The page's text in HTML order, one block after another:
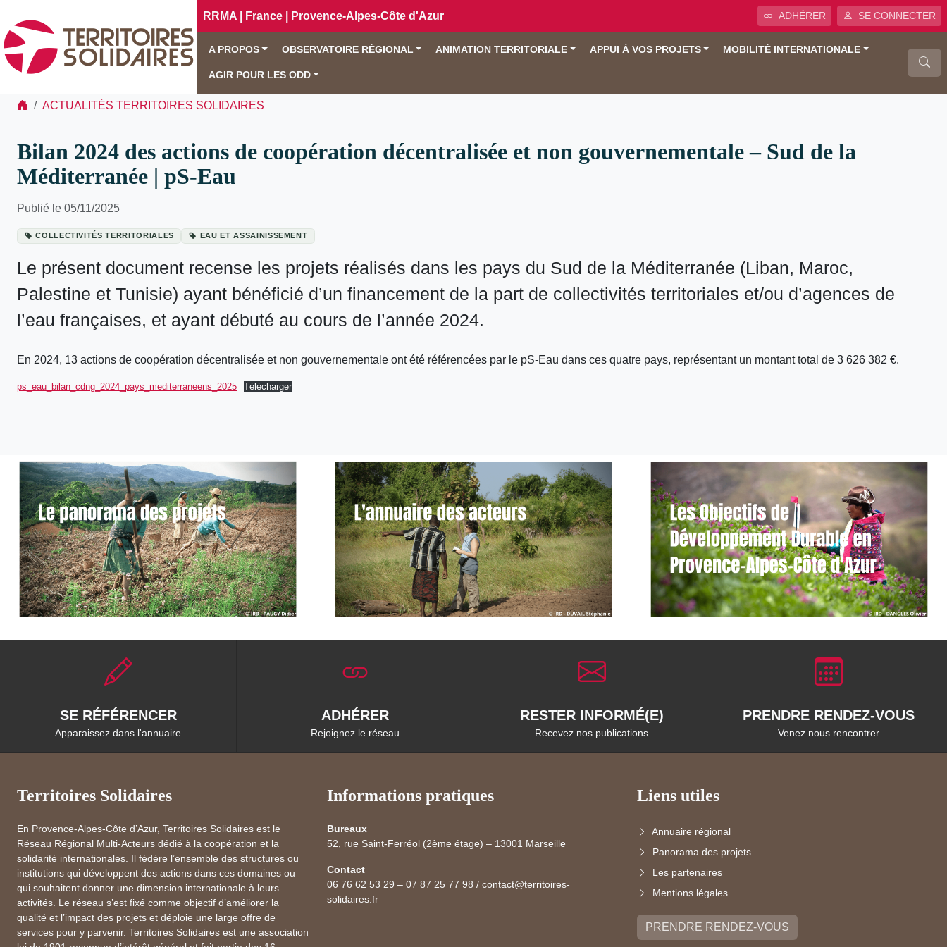
RRMA | France | Provence-Alpes-Côte d'Azur ADHÉRER SE CONNECTER
A PROPOS OBSERVATOIRE RÉGIONAL ANIMATION TERRITORIALE APPUI À VOS PROJETS MOBILITÉ INTERNATIONALE
AGIR POUR LES ODD
ACTUALITÉS TERRITOIRES SOLIDAIRES
Bilan 2024 des actions de coopération décentralisée et non gouvernementale – Sud de la
Méditerranée | pS-Eau
Publié le 05/11/2025
COLLECTIVITÉS TERRITORIALES EAU ET ASSAINISSEMENT
Le présent document recense les projets réalisés dans les pays du Sud de la Méditerranée (Liban, Maroc,
Palestine et Tunisie) ayant bénéficié d’un financement de la part de collectivités territoriales et/ou d’agences de
l’eau françaises, et ayant débuté au cours de l’année 2024.
En 2024, 13 actions de coopération décentralisée et non gouvernementale ont été référencées par le pS-Eau dans ces quatre pays, représentant un montant total de 3 626 382 €.
ps_eau_bilan_cdng_2024_pays_mediterraneens_2025 Télécharger
SE RÉFÉRENCER
Apparaissez dans l'annuaire
ADHÉRER
Rejoignez le réseau
RESTER INFORMÉ(E)
Recevez nos publications
PRENDRE RENDEZ-VOUS
Venez nous rencontrer
Territoires Solidaires
En Provence-Alpes-Côte d’Azur, Territoires Solidaires est le
Réseau Régional Multi-Acteurs dédié à la coopération et la
solidarité internationales. Il fédère l’ensemble des structures ou
institutions qui développent des actions dans ces domaines ou
qui souhaitent donner une dimension internationale à leurs
activités. Le réseau s’est fixé comme objectif d’améliorer la
qualité et l’impact des projets et déploie une large offre de
services pour y parvenir. Territoires Solidaires est une association
Informations pratiques
Bureaux
52, rue Saint-Ferréol (2ème étage) – 13001 Marseille
Contact
06 76 62 53 29 – 07 87 25 77 98 / contact@territoires-
solidaires.fr
Liens utiles
Annuaire régional
Panorama des projets
Les partenaires
Mentions légales
PRENDRE RENDEZ-VOUS